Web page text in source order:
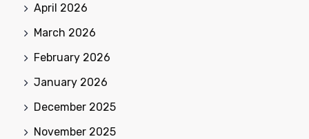
April 2026
March 2026
February 2026
January 2026
December 2025
November 2025